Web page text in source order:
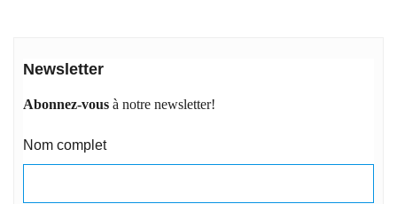
Newsletter
Abonnez-vous à notre newsletter!
Nom complet